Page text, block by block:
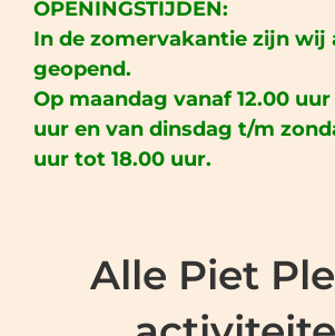
OPENINGSTIJDEN:
In de zomervakantie zijn wij
geopend.
Op maandag vanaf 12.00
uur en van dinsdag t/m
uur tot 18.00 uur.
Alle Piet